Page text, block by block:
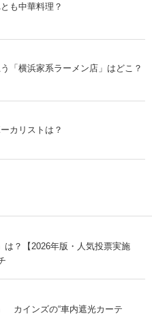
も中華料理？
「横浜家系ラーメン店」はどこ？
カリストは？
は？【2026年版・人気投票実施
カインズの“車内遮光カーテ